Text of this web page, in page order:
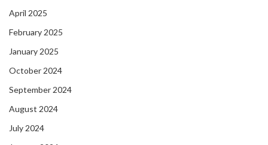
April 2025
February 2025
January 2025
October 2024
September 2024
August 2024
July 2024